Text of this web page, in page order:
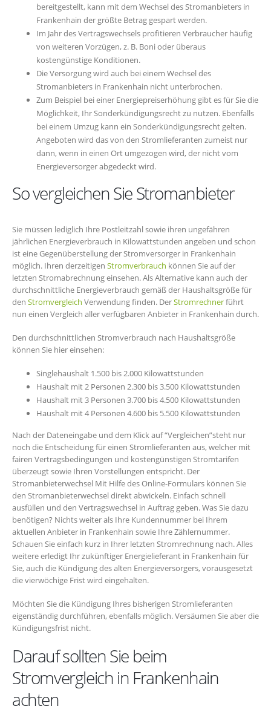
bereitgestellt, kann mit dem Wechsel des Stromanbieters in
Frankenhain der größte Betrag gespart werden.
Im Jahr des Vertragswechsels profitieren Verbraucher häufig
von weiteren Vorzügen, z. B. Boni oder überaus
kostengünstige Konditionen.
Die Versorgung wird auch bei einem Wechsel des
Stromanbieters in Frankenhain nicht unterbrochen.
Zum Beispiel bei einer Energiepreiserhöhung gibt es für Sie die
Möglichkeit, Ihr Sonderkündigungsrecht zu nutzen. Ebenfalls
bei einem Umzug kann ein Sonderkündigungsrecht gelten.
Angeboten wird das von den Stromlieferanten zumeist nur
dann, wenn in einen Ort umgezogen wird, der nicht vom
Energieversorger abgedeckt wird.
So vergleichen Sie Stromanbieter
Sie müssen lediglich Ihre Postleitzahl sowie ihren ungefähren
jährlichen Energieverbrauch in Kilowattstunden angeben und schon
ist eine Gegenüberstellung der Stromversorger in Frankenhain
möglich. Ihren derzeitigen Stromverbrauch können Sie auf der
letzten Stromabrechnung einsehen. Als Alternative kann auch der
durchschnittliche Energieverbrauch gemäß der Haushaltsgröße für
den Stromvergleich Verwendung finden. DerStromrechnerführt
nun einen Vergleich aller verfügbaren Anbieter in Frankenhain durch.
Den durchschnittlichen Stromverbrauch nach Haushaltsgröße
können Sie hier einsehen:
Singlehaushalt 1.500 bis 2.000 Kilowattstunden
Haushalt mit 2 Personen 2.300 bis 3.500 Kilowattstunden
Haushalt mit 3 Personen 3.700 bis 4.500 Kilowattstunden
Haushalt mit 4 Personen 4.600 bis 5.500 Kilowattstunden
Nach der Dateneingabe und dem Klick auf “Vergleichen”steht nur
noch die Entscheidung für einen Stromlieferanten aus, welcher mit
fairen Vertragsbedingungen und kostengünstigen Stromtarifen
überzeugt sowie Ihren Vorstellungen entspricht. Der
Stromanbieterwechsel Mit Hilfe des Online-Formulars können Sie
den Stromanbieterwechsel direkt abwickeln. Einfach schnell
ausfüllen und den Vertragswechsel in Auftrag geben. Was Sie dazu
benötigen? Nichts weiter als Ihre Kundennummer bei Ihrem
aktuellen Anbieter in Frankenhain sowie Ihre Zählernummer.
Schauen Sie einfach kurz in Ihrer letzten Stromrechnung nach. Alles
weitere erledigt Ihr zukünftiger Energielieferant in Frankenhain für
Sie, auch die Kündigung des alten Energieversorgers, vorausgesetzt
die vierwöchige Frist wird eingehalten.
Möchten Sie die Kündigung Ihres bisherigen Stromlieferanten
eigenständig durchführen, ebenfalls möglich. Versäumen Sie aber die
Kündigungsfrist nicht.
Darauf sollten Sie beim
Stromvergleich in Frankenhain
achten